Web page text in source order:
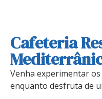
Cafeteria
Venha experimentar
enquanto desfruta de